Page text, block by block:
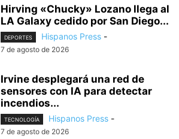
Hirving «Chucky» Lozano llega al
LA Galaxy cedido por San Diego...
DEPORTES Hispanos Press -
7 de agosto de 2026
Irvine desplegará una red de
sensores con IA para detectar
incendios...
TECNOLOGÍA Hispanos Press -
7 de agosto de 2026